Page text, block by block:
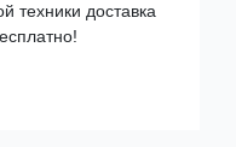
техники доставка